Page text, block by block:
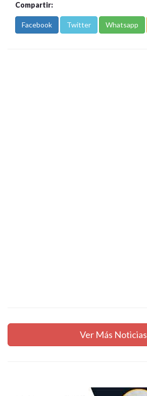
Compartir:
Facebook Twitter Whatsapp
Ver Más Noticias